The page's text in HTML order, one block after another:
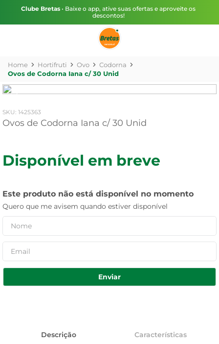
Clube Bretas • Baixe o app, ative suas ofertas e aproveite os
descontos!
Hortifruti Ovo
Codorna
Ovos de Codorna Iana c/ 30 Unid
: 1425363
Ovos de Codorna Iana c/ 30 Unid
Disponível em breve
Este produto não está disponível no momento
Quero que me avisem quando estiver disponível
Enviar
Descrição Características